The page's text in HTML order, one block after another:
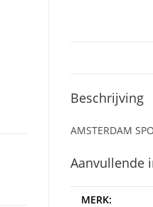
Beschrijving
AMSTERDAM
Aanvullende
MERK: